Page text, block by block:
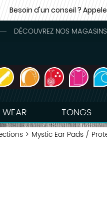
Besoin d'un conseil ?
DÉCOUVREZ NOS
WEAR TONGS
> Mystic Ear Pads /